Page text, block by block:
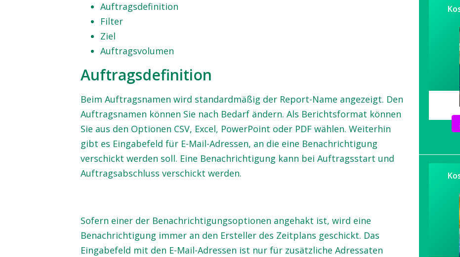
Auftragsdefinition
Filter
Ziel
Auftragsvolumen
Auftragsdefinition
Beim Auftragsnamen wird standardmäßig der Report-Name angezeigt. Den
Auftragsnamen können Sie nach Bedarf ändern. Als Berichtsformat können
Sie aus den Optionen CSV, Excel, PowerPoint oder PDF wählen. Weiterhin
gibt es Eingabefeld für E-Mail-Adressen, an die eine Benachrichtigung
verschickt werden soll. Eine Benachrichtigung kann bei Auftragsstart und
Auftragsabschluss verschickt werden.
Sofern einer der Benachrichtigungsoptionen angehakt ist, wird eine
Benachrichtigung immer an den Ersteller des Zeitplans geschickt. Das
Eingabefeld mit den E-Mail-Adressen ist nur für zusätzliche Adressaten